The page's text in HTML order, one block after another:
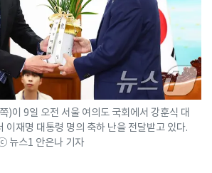
)이 9일 오전 서울 여의도 국회에서 강훈식 대
이재명 대통령 명의 축하 난을 전달받고 있다.
뉴스1 안은나 기자